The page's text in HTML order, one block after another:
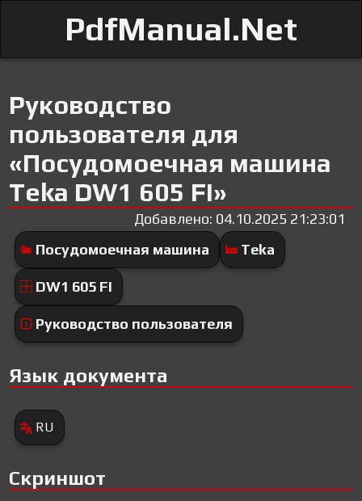
PdfManual.Net
Руководство
пользователя для
«Посудомоечная машина
Teka DW1 605 FI»
Добавлено: 04.10.2025 21:23:01
Посудомоечная машина
Teka
DW1 605 FI
Руководство пользователя
Язык документа
RU
Скриншот